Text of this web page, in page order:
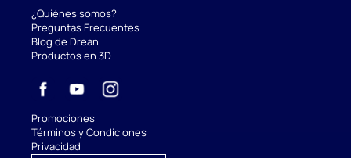
¿Quiénes somos?
Preguntas Frecuentes
Blog de Drean
Productos en 3D
Promociones
Términos y Condiciones
Privacidad